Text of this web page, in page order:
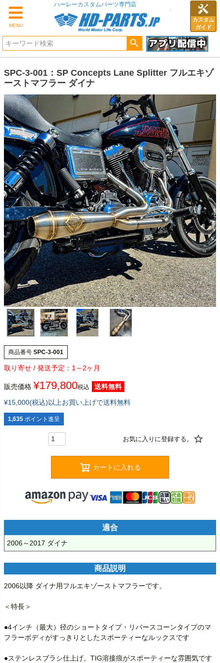
MENU
カスタム
ガイド
ハーレーカスタムパーツ専門店
SPC-3-001：SP Concepts Lane Splitter フルエキゾ
ーストマフラー ダイナ
商品番号 SPC-3-001
1～2ヶ月
販売価格 ¥179,800税込
送料無料
¥15,000(税込)以上お買い上げで送料無料
1,635 ポイント進呈
カートに入れる
適合
2006～2017 ダイナ
商品説明
2006以降 ダイナ用フルエキゾーストマフラーです。
＜特長＞
●4インチ（最大）径のショートタイプ・リバースコーンタイプのマ
フラーボディがすっきりとしたスポーティーなルックスです
●ステンレスブラシ仕上げ。TIG溶接痕がスポーティーな雰囲気です